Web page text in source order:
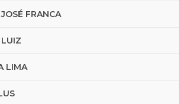
FRANCA
LIMA